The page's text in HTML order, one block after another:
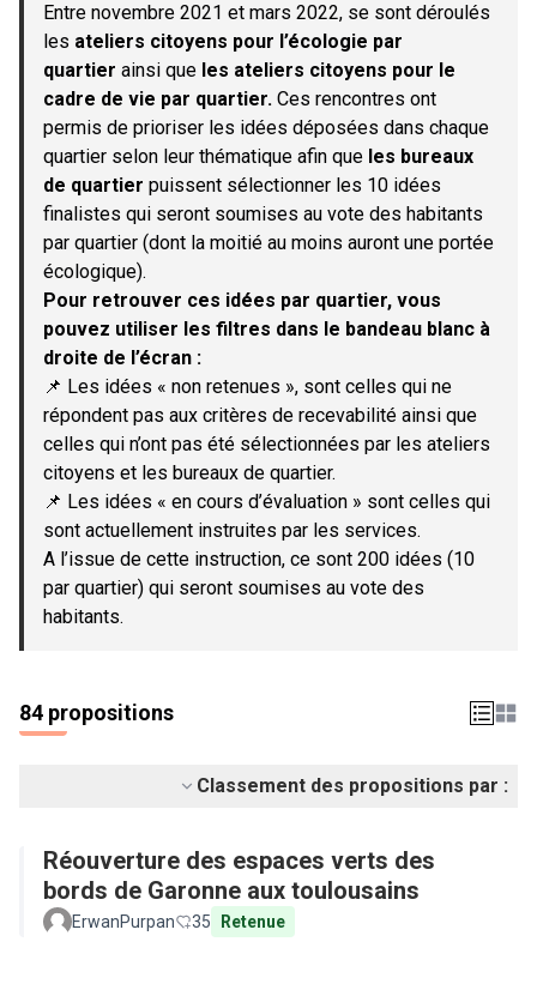
Entre novembre 2021 et mars 2022, se sont déroulés
les ateliers citoyens pour l’écologie par
quartier ainsi que les ateliers citoyens pour le
cadre de vie par quartier. Ces rencontres ont
permis de prioriser les idées déposées dans chaque
quartier selon leur thématique afin que les bureaux
de quartier puissent sélectionner les 10 idées
finalistes qui seront soumises au vote des habitants
par quartier (dont la moitié au moins auront une portée
écologique).
Pour retrouver ces idées par quartier, vous
pouvez utiliser les filtres dans le bandeau blanc à
droite de l’écran :
📌 Les idées « non retenues », sont celles qui ne
répondent pas aux critères de recevabilité ainsi que
celles qui n’ont pas été sélectionnées par les ateliers
citoyens et les bureaux de quartier.
📌 Les idées « en cours d’évaluation » sont celles qui
sont actuellement instruites par les services.
A l’issue de cette instruction, ce sont 200 idées (10
par quartier) qui seront soumises au vote des
habitants.
84 propositions
Classement des propositions par :
Réouverture des espaces verts des
bords de Garonne aux toulousains
ErwanPurpan 35 Retenue